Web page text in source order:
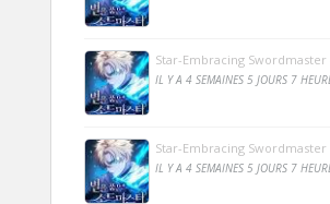
Star-Embracing Swordmaster
IL Y A 4 SEMAINES 5 JOURS 7
Star-Embracing Swordmaster
IL Y A 4 SEMAINES 5 JOURS 7